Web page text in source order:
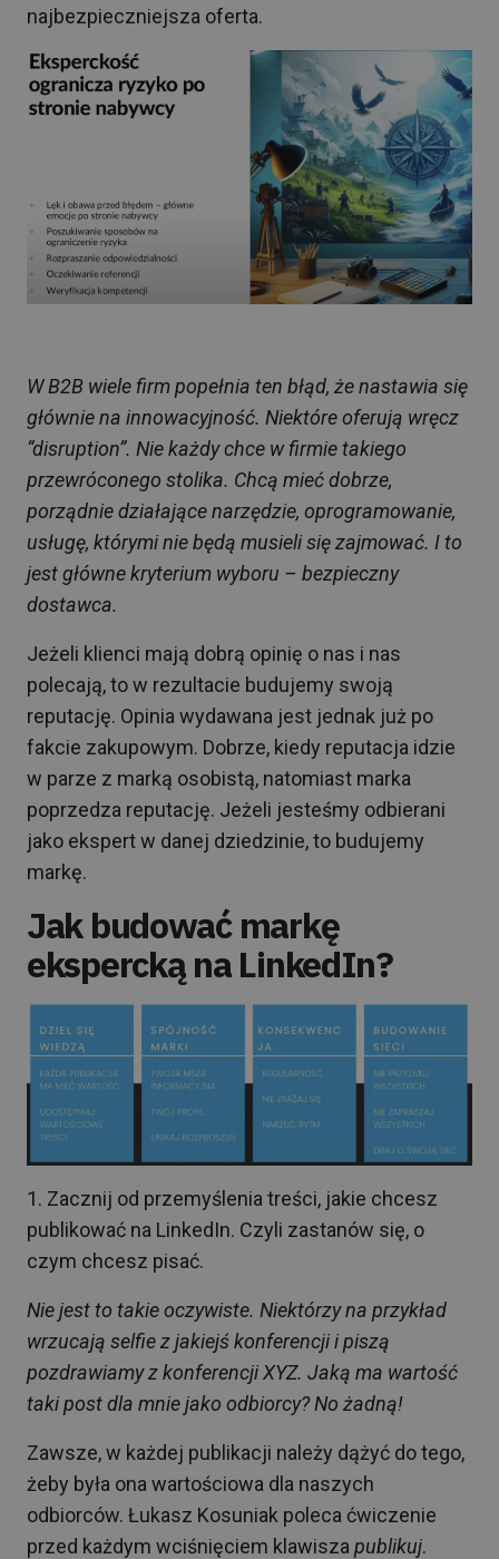
najbezpieczniejsza oferta.
W B2B wiele firm popełnia ten błąd, że nastawia się
głównie na innowacyjność. Niektóre oferują wręcz
“disruption”. Nie każdy chce w firmie takiego
przewróconego stolika. Chcą mieć dobrze,
porządnie działające narzędzie, oprogramowanie,
usługę, którymi nie będą musieli się zajmować. I to
jest główne kryterium wyboru – bezpieczny
dostawca.
Jeżeli klienci mają dobrą opinię o nas i nas
polecają, to w rezultacie budujemy swoją
reputację. Opinia wydawana jest jednak już po
fakcie zakupowym. Dobrze, kiedy reputacja idzie
w parze z marką osobistą, natomiast marka
poprzedza reputację. Jeżeli jesteśmy odbierani
jako ekspert w danej dziedzinie, to budujemy
markę.
Jak budować markę
ekspercką na LinkedIn?
1️. Zacznij od przemyślenia treści, jakie chcesz
publikować na LinkedIn. Czyli zastanów się, o
czym chcesz pisać.
Nie jest to takie oczywiste. Niektórzy na przykład
wrzucają selfie z jakiejś konferencji i piszą
pozdrawiamy z konferencji XYZ. Jaką ma wartość
taki post dla mnie jako odbiorcy? No żadną!
Zawsze, w każdej publikacji należy dążyć do tego,
żeby była ona wartościowa dla naszych
odbiorców. Łukasz Kosuniak poleca ćwiczenie
przed każdym wciśnięciem klawisza publikuj.